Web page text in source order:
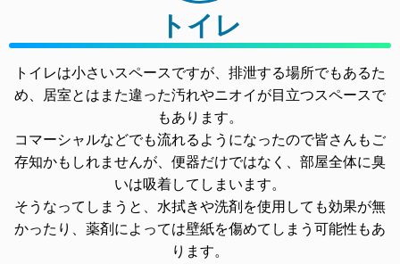
トイレ
トイレは小さいスペースですが、排泄する場所でもあるた
め、居室とはまた違った汚れやニオイが目立つスペースで
もあります。
コマーシャルなどでも流れるようになったので皆さんもご
存知かもしれませんが、便器だけではなく、部屋全体に臭
いは吸着してしまいます。
そうなってしまうと、水拭きや洗剤を使用しても効果が無
かったり、薬剤によっては壁紙を傷めてしまう可能性もあ
ります。